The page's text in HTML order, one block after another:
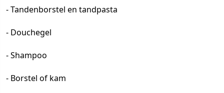
- Tandenborstel en tandpasta
- Douchegel
- Shampoo
- Borstel of kam